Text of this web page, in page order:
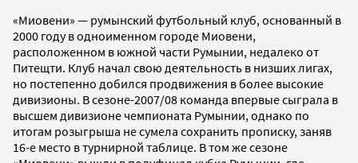
«Миовени» — румынский футбольный клуб, основанный в
2000 году в одноименном городе Миовени,
расположенном в южной части Румынии, недалеко от
Питещти. Клуб начал свою деятельность в низших лигах,
но постепенно добился продвижения в более высокие
дивизионы. В сезоне-2007/08 команда впервые сыграла в
высшем дивизионе чемпионата Румынии, однако по
итогам розыгрыша не сумела сохранить прописку, заняв
16-е место в турнирной таблице. В том же сезоне